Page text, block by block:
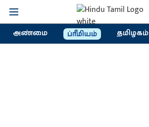
அண்மை ப்ரீமியம் தமிழகம்